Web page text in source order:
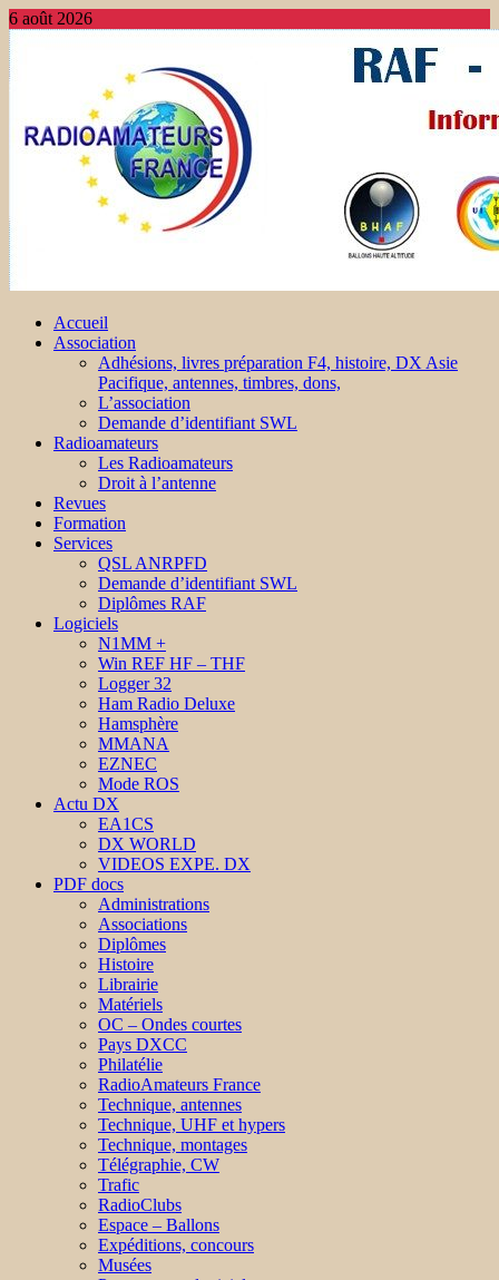
6 août 2026
Accueil
Association
Adhésions, livres préparation F4, histoire, DX Asie
Pacifique, antennes, timbres, dons,
L’association
Demande d’identifiant SWL
Radioamateurs
Les Radioamateurs
Droit à l’antenne
Revues
Formation
Services
QSL ANRPFD
Demande d’identifiant SWL
Diplômes RAF
Logiciels
N1MM +
Win REF HF – THF
Logger 32
Ham Radio Deluxe
Hamsphère
MMANA
EZNEC
Mode ROS
Actu DX
EA1CS
DX WORLD
VIDEOS EXPE. DX
PDF docs
Administrations
Associations
Diplômes
Histoire
Librairie
Matériels
OC – Ondes courtes
Pays DXCC
Philatélie
RadioAmateurs France
Technique, antennes
Technique, UHF et hypers
Technique, montages
Télégraphie, CW
Trafic
RadioClubs
Espace – Ballons
Expéditions, concours
Musées